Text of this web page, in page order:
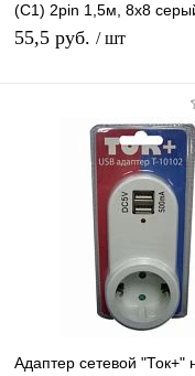
(C1) 2pin 1,5м, 8x8
сетевой кабель
55,5 руб. / шт
Купить в 1 клик
В избранное
Адаптер сетевой "Ток+"